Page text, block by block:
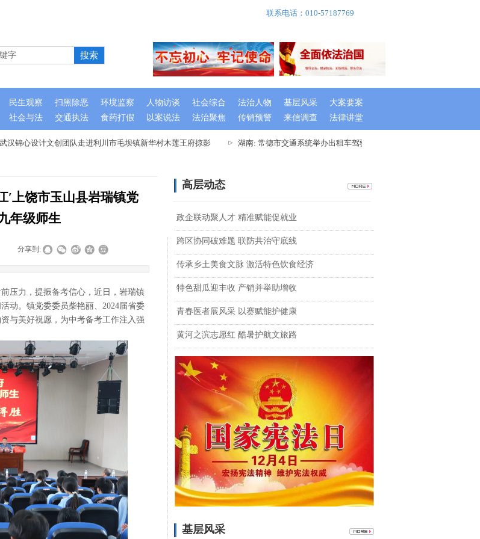
锦心设计文创团队走进利川市毛坝镇新华村木莲王府掠影 湖南: 常德市交通系统举办出租车驾驶员创文专题培训班
社会与法 交通执法 食药打假 以案说法 法治聚焦 传销预警 来信调查 法律讲堂
联系电话：010-57187769
搜索
民生观察 扫黑除恶 环境监察 人物访谈 社会综合 法治人物 基层风采 大案要案
高层动态
′上饶市玉山县岩瑞镇党
年级师生
分享到:
压力，提振备考信心，近日，岩瑞镇
动。镇党委委员柴艳丽、2024届省委
与美好祝愿，为中考备考工作注入强
政企联动聚人才 精准赋能促就业
跨区协同破难题 联防共治守底线
传承乡土美食文脉 激活特色饮食经济
特色甜瓜迎丰收 产销并举助增收
青春医者展风采 以赛赋能护健康
黄河之滨志愿红 酷暑护航文旅路
基层风采